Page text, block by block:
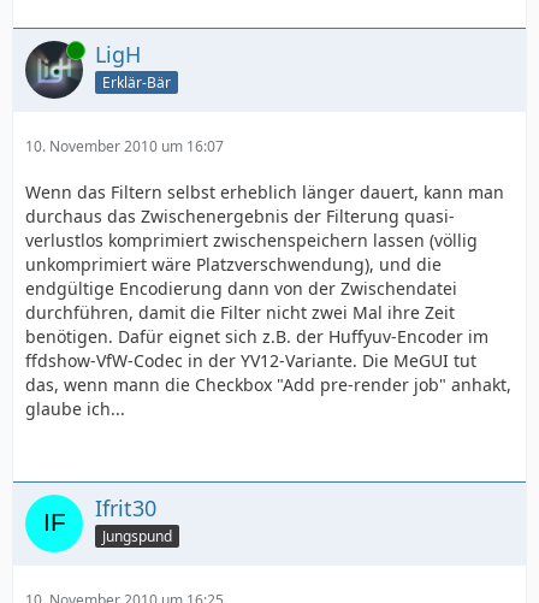
Online LigH
Erklär-Bär
10. November 2010 um 16:07
Wenn das Filtern selbst erheblich länger dauert, kann man
durchaus das Zwischenergebnis der Filterung quasi-
verlustlos komprimiert zwischenspeichern lassen (völlig
unkomprimiert wäre Platzverschwendung), und die
endgültige Encodierung dann von der Zwischendatei
durchführen, damit die Filter nicht zwei Mal ihre Zeit
benötigen. Dafür eignet sich z.B. der Huffyuv-Encoder im
ffdshow-VfW-Codec in der YV12-Variante. Die MeGUI tut
das, wenn mann die Checkbox "Add pre-render job" anhakt,
glaube ich...
Ifrit30
Jungspund